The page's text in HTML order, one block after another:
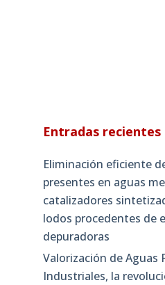
Entradas recientes
Eliminación eficiente
presentes en aguas
catalizadores
lodos procedentes de
depuradoras
Valorización de Aguas
Industriales, la